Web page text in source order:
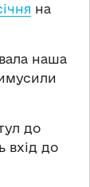
на
наша
до
вхід до